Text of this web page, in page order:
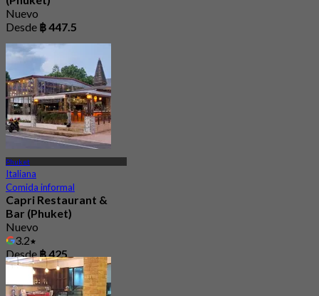
Nuevo
Desde ฿ 447.5
Phuket
Italiana
Comida informal
Capri Restaurant &
Bar (Phuket)
Nuevo
3.2
Desde ฿ 425